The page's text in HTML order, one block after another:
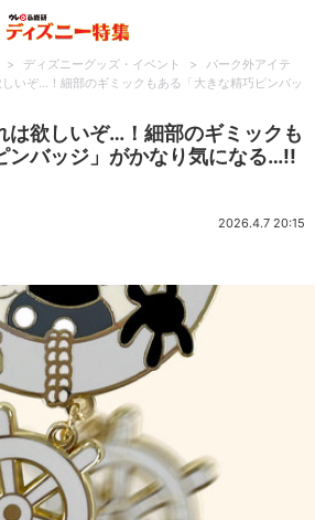
> ディズニーグッズ・イベント >
パーク外アイテ
しいぞ…！細部のギミックもある「大きな精巧ピンバッ
は欲しいぞ…！細部のギミックも
ンバッジ」がかなり気になる…!!
2026.4.7 20:15